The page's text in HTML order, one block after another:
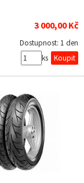
3 000,00 Kč
Dostupnost: 1 den
ks